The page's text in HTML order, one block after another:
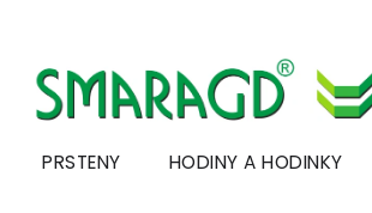
PRSTENY HODINY A HODINKY